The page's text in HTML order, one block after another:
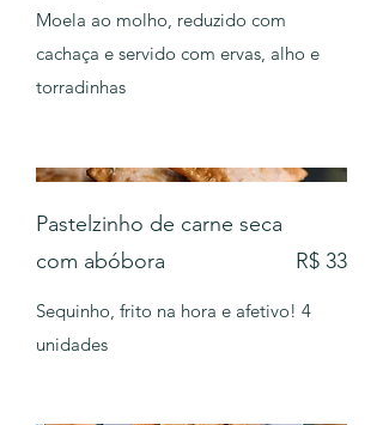
Moela ao molho, reduzido com
cachaça e servido com ervas, alho e
torradinhas
Pastelzinho de carne seca
com abóbora
Sequinho, frito na hora e afetivo! 4
unidades
R$ 33